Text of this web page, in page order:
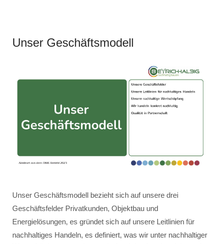
Unser Geschäftsmodell
Unser Geschäftsmodell bezieht sich auf unsere drei
Geschäftsfelder Privatkunden, Objektbau und
Energielösungen, es gründet sich auf unsere Leitlinien für
nachhaltiges Handeln, es definiert, was wir unter nachhaltiger